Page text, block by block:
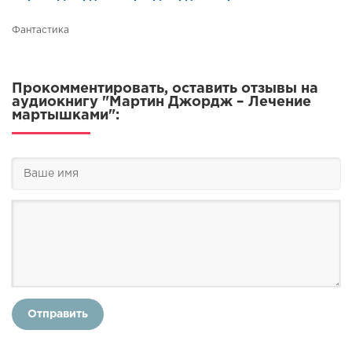
Фантастика
Прокомментировать, оставить отзывы на
аудиокнигу "Мартин Джордж – Лечение
мартышками":
Отправить